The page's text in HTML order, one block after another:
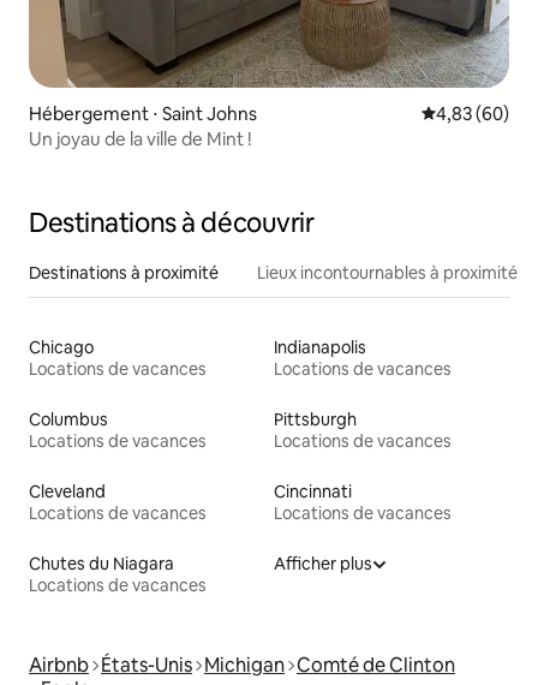
Hébergement ⋅ Saint Johns Évaluation
4,83 (60)
Un joyau de la ville de Mint !
Destinations à découvrir
Destinations à proximité Lieux incontournables à proximité
Chicago
Locations de vacances
Indianapolis
Locations de vacances
Columbus
Locations de vacances
Pittsburgh
Locations de vacances
Cleveland
Locations de vacances
Cincinnati
Locations de vacances
Chutes du Niagara
Locations de vacances
Afficher plus
Airbnb États-Unis Michigan Comté de Clinton